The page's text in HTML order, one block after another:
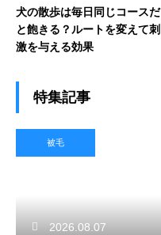
犬の散歩は毎日同じコースだ
と飽きる？ルートを変えて刺
激を与える効果
特集記事
被毛
2026.08.07